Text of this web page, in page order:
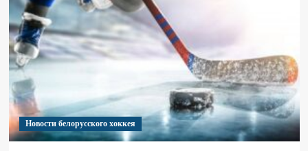
Новости белорусского хоккея